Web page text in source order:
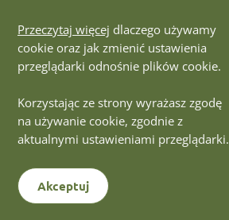
Przeczytaj więcej dlaczego używamy
cookie oraz jak zmienić ustawienia
przeglądarki odnośnie plików cookie.
Korzystając ze strony wyrażasz zgodę
na używanie cookie, zgodnie z
aktualnymi ustawieniami przeglądarki.
Akceptuj